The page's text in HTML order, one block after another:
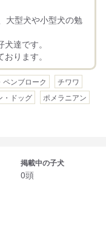
大型犬や小型犬の勉
達です。
ンブローク
チワワ
・ドッグ
ポメラニアン
掲載中の子犬
0頭